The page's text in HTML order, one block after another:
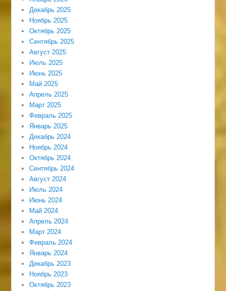
Декабрь 2025
Ноябрь 2025
Октябрь 2025
Сентябрь 2025
Август 2025
Июль 2025
Июнь 2025
Май 2025
Апрель 2025
Март 2025
Февраль 2025
Январь 2025
Декабрь 2024
Ноябрь 2024
Октябрь 2024
Сентябрь 2024
Август 2024
Июль 2024
Июнь 2024
Май 2024
Апрель 2024
Март 2024
Февраль 2024
Январь 2024
Декабрь 2023
Ноябрь 2023
Октябрь 2023